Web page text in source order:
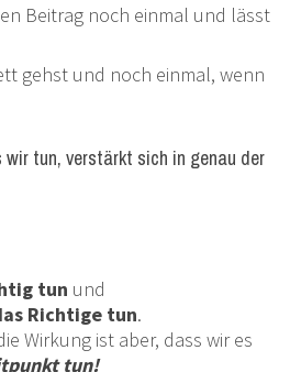
Beitrag noch einmal und lässt
gehst und noch einmal, wenn
wir tun, verstärkt sich in genau der
tun und
Richtige tun.
Wirkung ist aber, dass wir es
tun!